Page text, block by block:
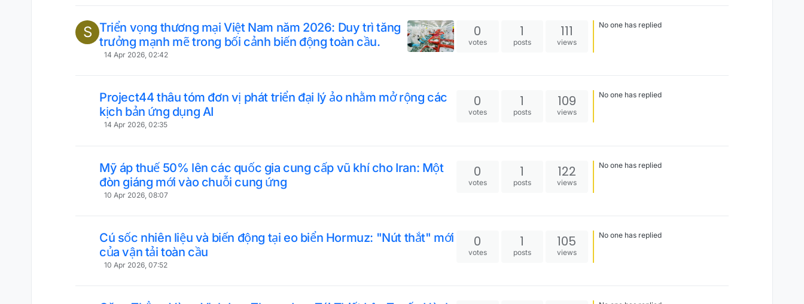
S Triển vọng thương mại Việt Nam năm 2026: Duy trì tăng
trưởng mạnh mẽ trong bối cảnh biến động toàn cầu.
14 Apr 2026, 02:42
0
votes
1
posts
111
views
No one has replied
Project44 thâu tóm đơn vị phát triển đại lý ảo nhằm mở rộng các
kịch bản ứng dụng AI
14 Apr 2026, 02:35
0
votes
1
posts
109
views
No one has replied
Mỹ áp thuế 50% lên các quốc gia cung cấp vũ khí cho
Iran: Một đòn giáng mới vào chuỗi cung ứng
10 Apr 2026, 08:07
0
votes
1
posts
122
views
No one has replied
Cú sốc nhiên liệu và biến động tại eo biển Hormuz: "Nút thắt" mới
của vận tải toàn cầu
10 Apr 2026, 07:52
0
votes
1
posts
105
views
No one has replied